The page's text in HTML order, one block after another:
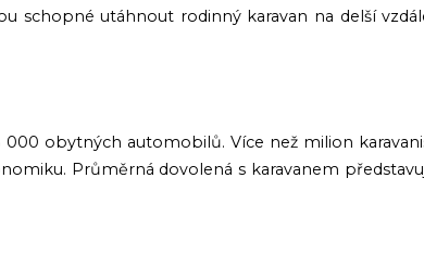
schopné utáhnout rodinný karavan na delší
obytných automobilů. Více než milion
Průměrná dovolená s karavanem